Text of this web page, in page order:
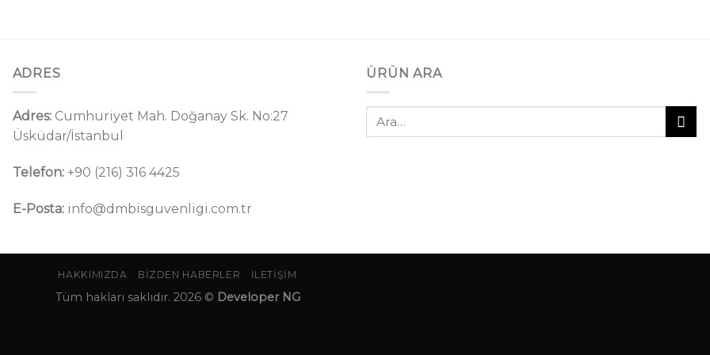
ADRES
Adres:Cumhuriyet Mah. Doğanay Sk. No:27
Üsküdar/İstanbul
Telefon:+90 (216) 316 4425
E-Posta:info@dmbisguvenligi.com.tr
ÜRÜN ARA
Ara:
HAKKIMIZDA BIZDEN HABERLER İLETIŞIM
Tüm hakları saklıdır. 2026 © Developer NG